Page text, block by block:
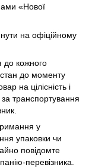
«Нової
на офіційному
до кожного
до моменту
на цілісність і
транспортування
у
упаковки чи
повідомте
перевізника.